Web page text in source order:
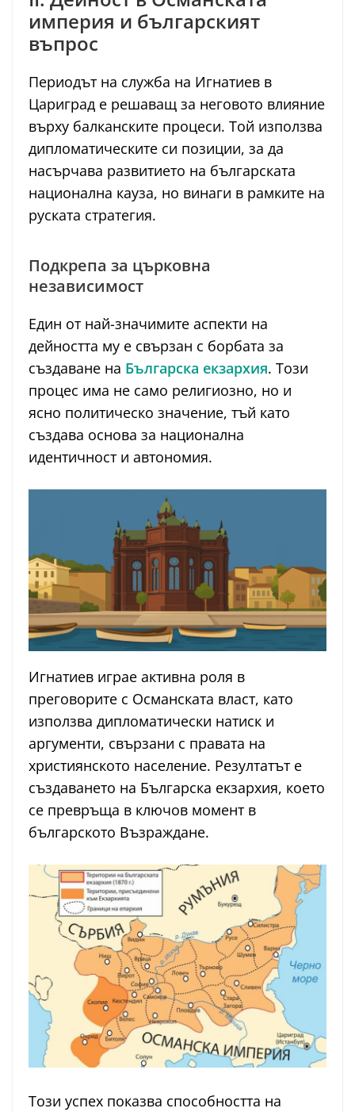
империя и българският
въпрос
Периодът на служба на Игнатиев в
Цариград е решаващ за неговото влияние
върху балканските процеси. Той използва
дипломатическите си позиции, за да
насърчава развитието на българската
национална кауза, но винаги в рамките на
руската стратегия.
Подкрепа за църковна
независимост
Един от най-значимите аспекти на
дейността му е свързан с борбата за
създаване на Българска екзархия. Този
процес има не само религиозно, но и
ясно политическо значение, тъй като
създава основа за национална
идентичност и автономия.
Игнатиев играе активна роля в
преговорите с Османската власт, като
използва дипломатически натиск и
аргументи, свързани с правата на
християнското население. Резултатът е
създаването на Българска екзархия, което
се превръща в ключов момент в
българското Възраждане.
Този успех показва способността на